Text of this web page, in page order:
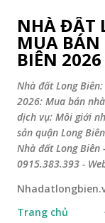
NHÀ ĐẤT
MUA
BIÊN 2026
Nhà đất Long
2026: Mua bán
dịch vụ: Môi giới
sản quận Long
Nhà đất Long Biên
0915.383.393 -
Trang chủ